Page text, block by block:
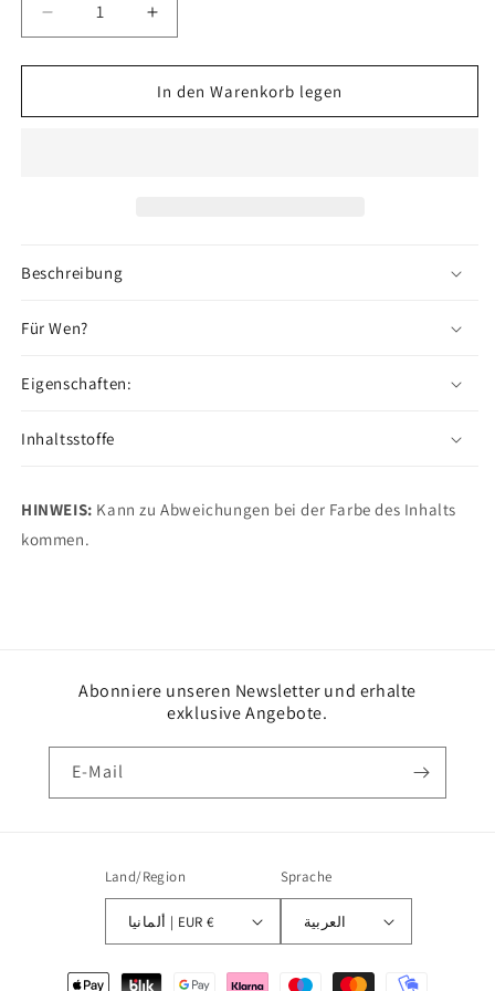
Verringere
die
Menge
NO.
Erhöhe
die
Menge
für
NO.
In den Warenkorb legen
Beschreibung
Für Wen?
Eigenschaften:
Inhaltsstoffe
HINWEIS: Kann zu Abweichungen bei der Farbe des Inhalts
kommen.
Abonniere unseren Newsletter und erhalte
exklusive Angebote.
E-Mail
Land/Region
ألمانيا | EUR €
Sprache
العربية
Zahlungsmethoden